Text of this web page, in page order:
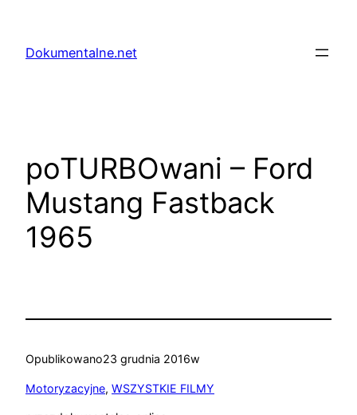
treściDokumentalne.net
poTURBOwani – Ford
Mustang Fastback
1965
Opublikowano23 grudnia 2016w
Motoryzacyjne, WSZYSTKIE FILMY